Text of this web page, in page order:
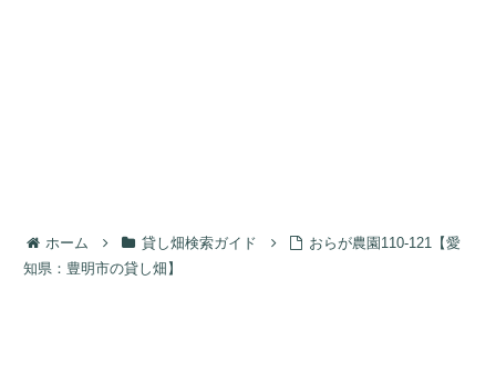
ホーム 貸し畑検索ガイド
おらが農園110-121【愛
知県：豊明市の貸し畑】